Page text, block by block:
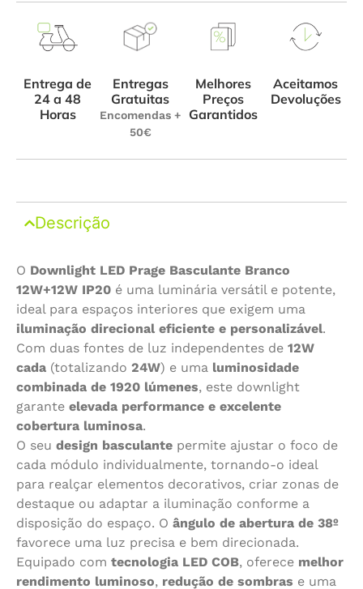
Entrega de
24 a 48
Horas
Entregas
Gratuitas
Encomendas +
50€
Melhores
Preços
Garantidos
Aceitamos
Devoluções
Descrição
O Downlight LED Prage Basculante Branco
12W+12W IP20 é uma luminária versátil e potente,
ideal para espaços interiores que exigem uma
iluminação direcional eficiente e personalizável.
Com duas fontes de luz independentes de 12W
cada (totalizando 24W) e uma luminosidade
combinada de 1920 lúmenes, este downlight
garante elevada performance e excelente
cobertura luminosa.
O seu design basculante permite ajustar o foco de
cada módulo individualmente, tornando-o ideal
para realçar elementos decorativos, criar zonas de
destaque ou adaptar a iluminação conforme a
disposição do espaço. O ângulo de abertura de 38º
favorece uma luz precisa e bem direcionada.
Equipado com tecnologia LED COB, oferece melhor
rendimento luminoso, redução de sombras e uma